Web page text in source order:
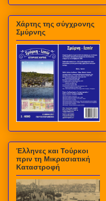
Χάρτης της σύγχρονης
Σμύρνης
Έλληνες και Τούρκοι
πριν τη Μικρασιατική
Καταστροφή